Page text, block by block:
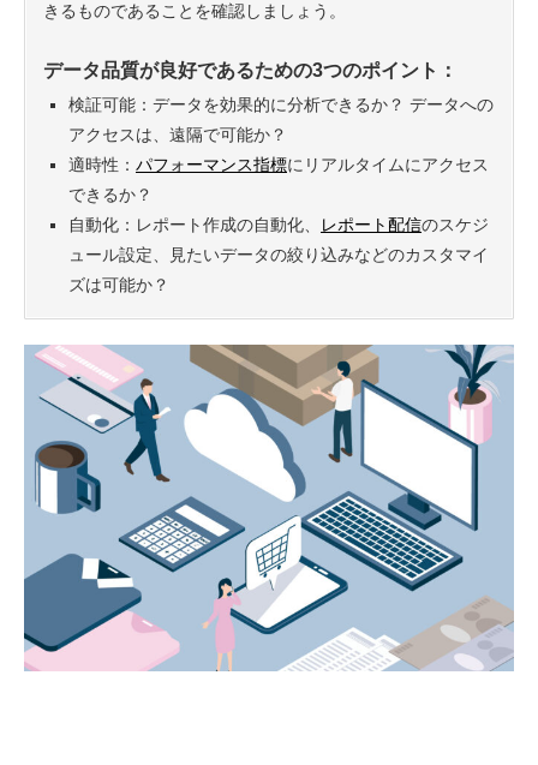
きるものであることを確認しましょう。
データ品質が良好であるための3つのポイント：
検証可能：データを効果的に分析できるか？ データへの
アクセスは、遠隔で可能か？
適時性： パフォーマンス指標にリアルタイムにアクセス
できるか？
自動化：レポート作成の自動化、
レポート配信のスケジ
ュール設定、見たいデータの絞り込みなどのカスタマイ
ズは可能か？